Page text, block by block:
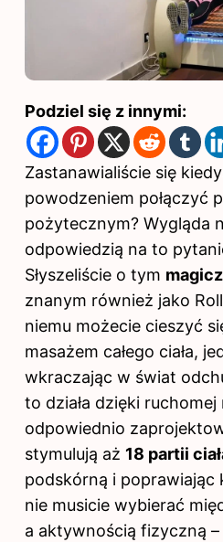
Podziel się z innymi:
Zastanawialiście się
powodzeniem połączyć
pożytecznym? Wygląda
odpowiedzią na to
Słyszeliście o tym
znanym również jako
niemu możecie cieszyć
masażem całego ciała,
wkraczając w świat
to działa dzięki ruchomej
odpowiednio
stymulują aż 18 partii
podskórną i poprawiając
nie musicie wybierać
a aktywnością fizyczną